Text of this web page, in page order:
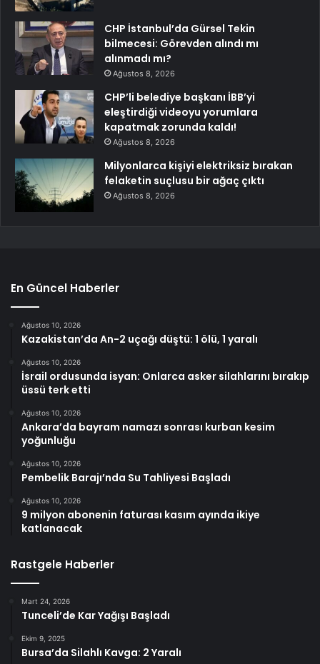
CHP İstanbul’da Gürsel Tekin
bilmecesi: Görevden alındı mı
alınmadı mı?
Ağustos 8, 2026
CHP’li belediye başkanı İBB’yi
eleştirdiği videoyu yorumlara
kapatmak zorunda kaldı!
Ağustos 8, 2026
Milyonlarca kişiyi elektriksiz bırakan
felaketin suçlusu bir ağaç çıktı
Ağustos 8, 2026
En Güncel Haberler
Ağustos 10, 2026
Kazakistan’da An-2 uçağı düştü: 1 ölü, 1 yaralı
Ağustos 10, 2026
İsrail ordusunda isyan: Onlarca asker silahlarını bırakıp
üssü terk etti
Ağustos 10, 2026
Ankara’da bayram namazı sonrası kurban kesim
yoğunluğu
Ağustos 10, 2026
Pembelik Barajı’nda Su Tahliyesi Başladı
Ağustos 10, 2026
9 milyon abonenin faturası kasım ayında ikiye
katlanacak
Rastgele Haberler
Mart 24, 2026
Tunceli’de Kar Yağışı Başladı
Ekim 9, 2025
Bursa’da Silahlı Kavga: 2 Yaralı